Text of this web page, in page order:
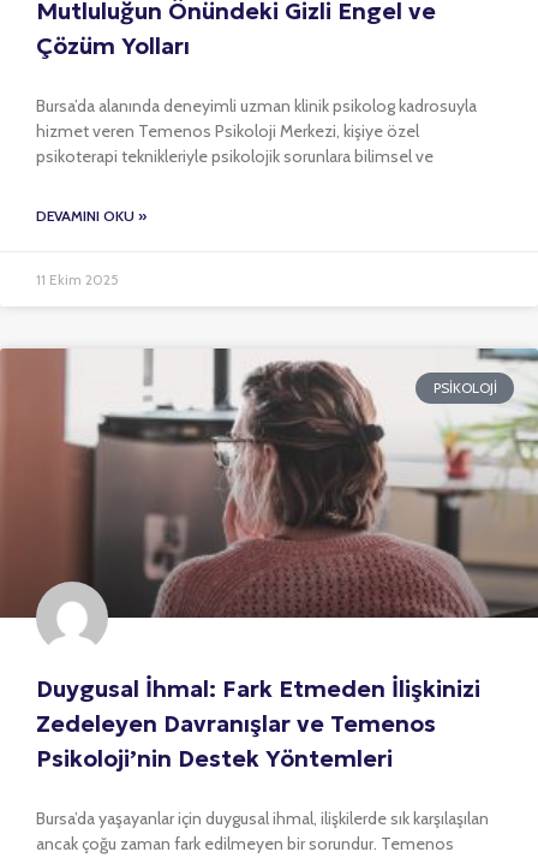
Mutluluğun Önündeki Gizli Engel ve
Çözüm Yolları
Bursa’da alanında deneyimli uzman klinik psikolog kadrosuyla
hizmet veren Temenos Psikoloji Merkezi, kişiye özel
psikoterapi teknikleriyle psikolojik sorunlara bilimsel ve
DEVAMINI OKU »
11 Ekim 2025
PSIKOLOJI
Duygusal İhmal: Fark Etmeden İlişkinizi
Zedeleyen Davranışlar ve Temenos
Psikoloji’nin Destek Yöntemleri
Bursa’da yaşayanlar için duygusal ihmal, ilişkilerde sık karşılaşılan
ancak çoğu zaman fark edilmeyen bir sorundur. Temenos